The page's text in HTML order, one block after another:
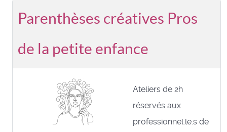
Parenthèses créatives Pros
de la petite enfance
Ateliers de 2h
réservés aux
professionnel.le.s de